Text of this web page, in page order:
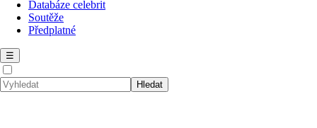
Databáze celebrit
Soutěže
Předplatné
☰